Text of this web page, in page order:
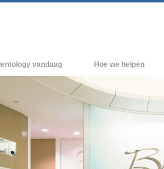
vandaag
Scientology Kerken
Organisaties
Base
Hoe we helpen